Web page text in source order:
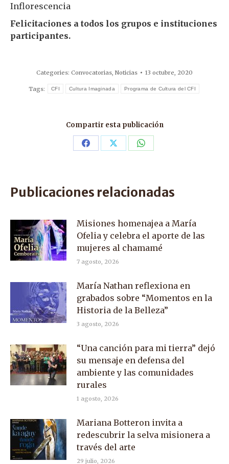
Inflorescencia
Felicitaciones a todos los grupos e instituciones
participantes.
Categories: Convocatorias, Noticias 13 octubre, 2020
Tags: CFI Cultura Imaginada Programa de Cultura del CFI
Compartir esta publicación
Share Share Share
Publicaciones relacionadas
Misiones homenajea a María
Ofelia y celebra el aporte de las
mujeres al chamamé
7 agosto, 2026
María Nathan reflexiona en
grabados sobre “Momentos en la
Historia de la Belleza”
3 agosto, 2026
“Una canción para mi tierra” dejó
su mensaje en defensa del
ambiente y las comunidades
rurales
1 agosto, 2026
Mariana Botteron invita a
redescubrir la selva misionera a
través del arte
29 julio, 2026